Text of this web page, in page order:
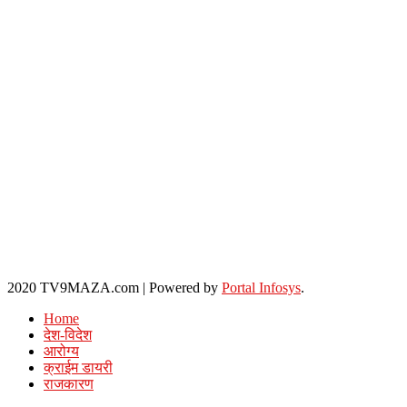
2020 TV9MAZA.com | Powered by Portal Infosys.
Home
देश-विदेश
आरोग्य
क्राईम डायरी
राजकारण